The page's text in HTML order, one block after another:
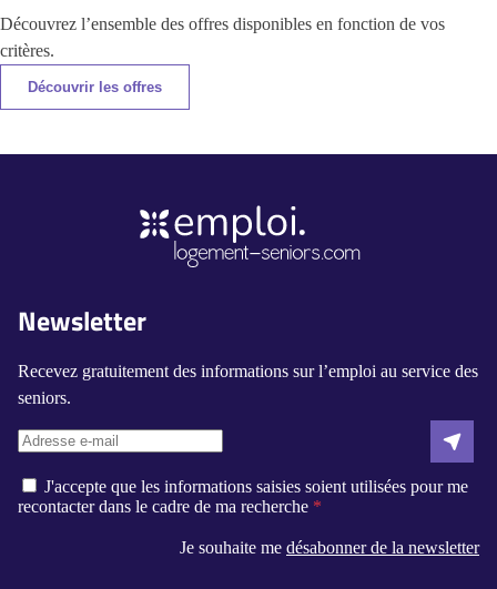
Découvrez l’ensemble des offres disponibles en fonction de vos
critères.
Découvrir les offres
Newsletter
Recevez gratuitement des informations sur l’emploi au service des
seniors.
J'accepte que les informations saisies soient utilisées pour me
recontacter dans le cadre de ma recherche
Je souhaite me désabonner de la newsletter